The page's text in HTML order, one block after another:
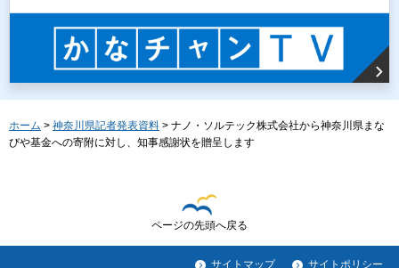
ホーム > 神奈川県記者発表資料 > ナノ・ソルテック株式会社から神奈川県まな
びや基金への寄附に対し、知事感謝状を贈呈します
ページの先頭へ戻る
サイトマップ サイトポリシー